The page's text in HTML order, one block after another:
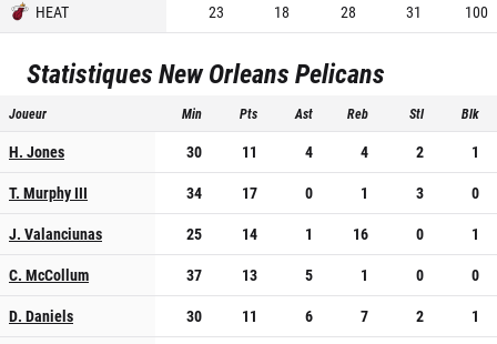
HEAT
23 18 28 31 100
StatistiquesNew Orleans Pelicans
Joueur Min Pts Ast Reb Stl Blk
H. Jones 30 11 4 4 2
1
T. Murphy III
34 17 0 1 3
0
J. Valanciunas
25 14 1 16 0
1
C. McCollum
37 13 5 1 0
0
D. Daniels
30 11 6 7 2
1